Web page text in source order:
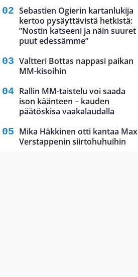
Sebastien Ogierin kartanlukija
kertoo pysäyttävistä hetkistä:
”Nostin katseeni ja näin suuret
puut edessämme”
Valtteri Bottas nappasi paikan
MM-kisoihin
Rallin MM-taistelu voi saada
ison käänteen – kauden
päätöskisa vaakalaudalla
Mika Häkkinen otti kantaa Max
Verstappenin siirtohuhuihin